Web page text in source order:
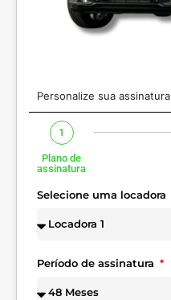
Personalize sua assinatura
1
Plano de
assinatura
Selecione uma locadora
Período de assinatura